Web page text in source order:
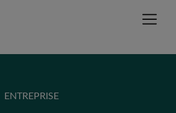
ENTREPRISE